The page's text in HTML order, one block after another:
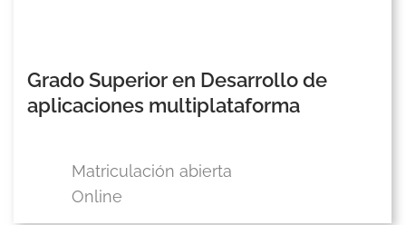
Grado Superior en Desarrollo de
aplicaciones multiplataforma
Matriculación abierta
Online